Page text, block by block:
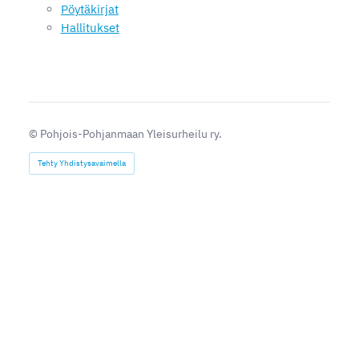
Pöytäkirjat
Hallitukset
© Pohjois-Pohjanmaan Yleisurheilu ry.
Tehty Yhdistysavaimella